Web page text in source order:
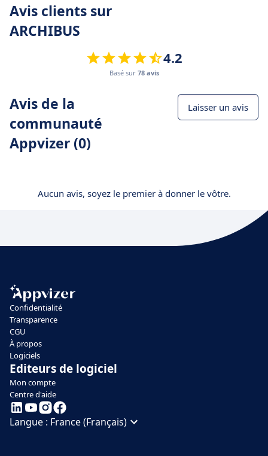
Avis clients sur
ARCHIBUS
4.2
Basé sur 78 avis
Avis de la
communauté
Appvizer (0)
Laisser un avis
Aucun avis, soyez le premier à donner le vôtre.
Confidentialité
Transparence
CGU
À propos
Logiciels
Editeurs de logiciel
Mon compte
Centre d'aide
Langue : France (Français)